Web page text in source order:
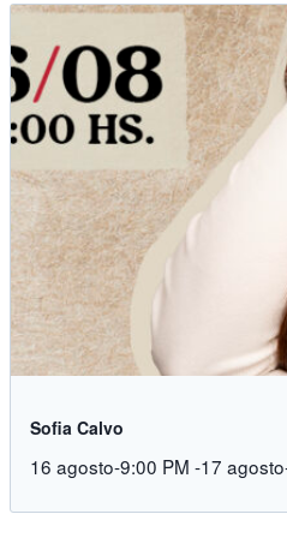
Sofia Calvo
16 agosto-9:00 PM -17